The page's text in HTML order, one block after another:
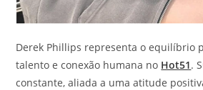
Derek Phillips representa o equilíbrio
talento e conexão humana no Hot51.
constante, aliada a uma atitude